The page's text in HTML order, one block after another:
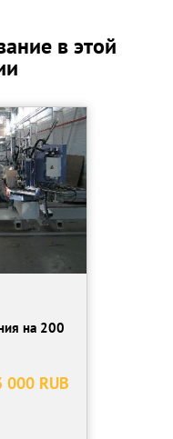
находится в г.
в этой
на 200
000 RUB